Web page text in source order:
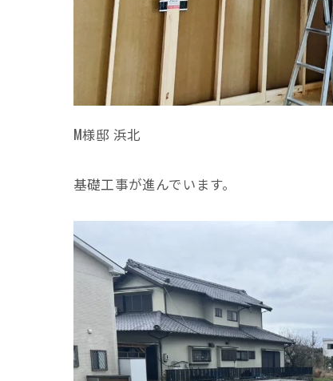
M様邸 浜北
基礎工事が進んでいます。